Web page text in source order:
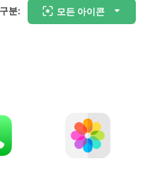
분: 모든 아이콘